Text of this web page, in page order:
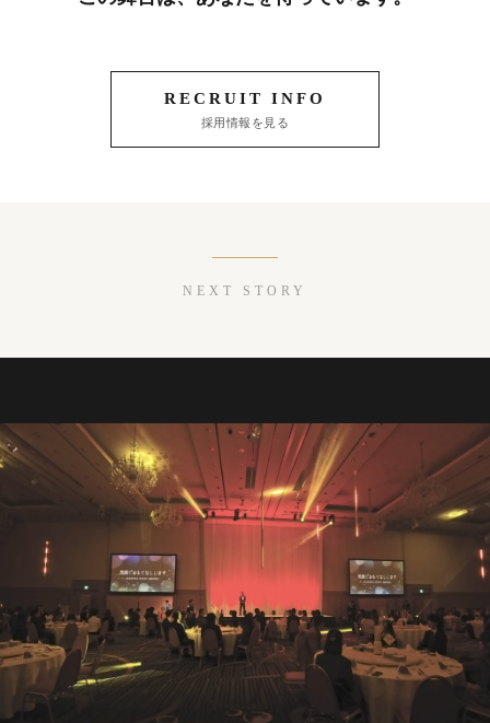
RECRUIT INFO
採用情報を見る
NEXT STORY